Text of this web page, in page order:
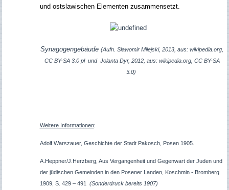
und ostslawischen Elementen zusammensetzt.
Synagogengebäude(Aufn.Slawomir Milejski, 2013, aus: wikipedia.org,
CC BY-SA 3.0 plund Jolanta Dyr, 2012, aus: wikipedia.org, CC BY-SA
3.0)
Weitere Informationen:
Adolf Warszauer, Geschichte der Stadt Pakosch, Posen 1905.
A.Heppner/J.Herzberg, Aus Vergangenheit und Gegenwart der Juden und
der jüdischen Gemeinden in den Posener Landen, Koschmin - Bromberg
1909, S. 429 – 491 (Sonderdruck bereits 1907)